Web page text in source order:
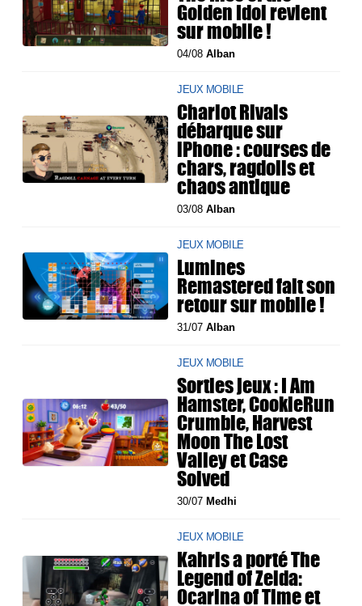
Golden Idol revient
sur mobile !
04/08Alban
JEUX MOBILE
Chariot Rivals
débarque sur
iPhone : courses de
chars, ragdolls et
chaos antique
03/08Alban
JEUX MOBILE
Lumines
Remastered fait son
retour sur mobile !
31/07Alban
JEUX MOBILE
Sorties jeux : I Am
Hamster, CookieRun
Crumble, Harvest
Moon The Lost
Valley et Case
Solved
30/07 Medhi
JEUX MOBILE
Kahris a porté The
Legend of Zelda:
Ocarina of Time et